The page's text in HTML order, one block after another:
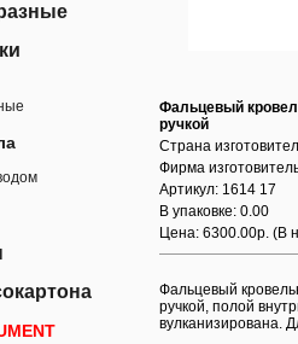
Фальцевый
ручкой
Страна
Фирма
Артикул: 1614 17
В упаковке: 0.00
Цена: 6300.00р. (В
Фальцевый
ручкой, полой
вулканизирована.